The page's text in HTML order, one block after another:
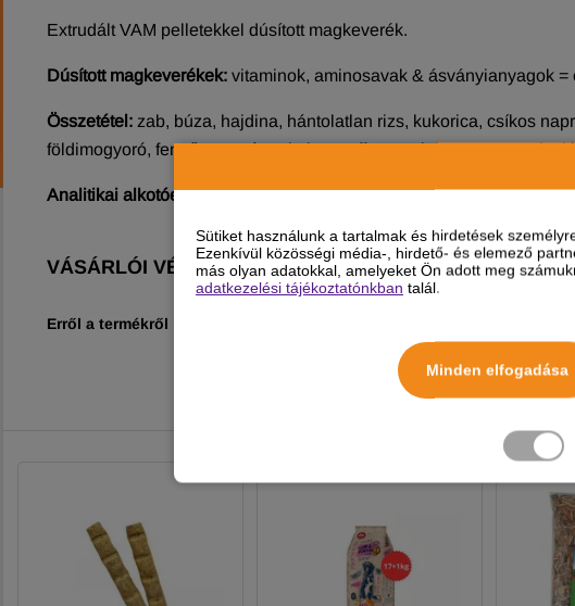
Sütiket használunk a tartalmak és hirdetések
Ezenkívül közösségi média-, hirdető- és elemező
más olyan adatokkal, amelyeket Ön adott meg
adatkezelési tájékoztatónkban talál.
Minden elfogadása
Extrudált VAM pelletekkel dúsított magkeverék.
Dúsított magkeverékek: vitaminok, aminosavak & ásványianyagok
Összetétel: zab, búza, hajdina, hántolatlan rizs, kukorica, csíkos
földimogyoró, fenyőmag, sárga köles, puffasztott búza,
Analitikai alkotóelemek: fehérje 13%, zsírtartalom 9%, nyersrost
VÁSÁRLÓI VÉLEMÉNYEK
Erről a termékről még nincs vélemény!